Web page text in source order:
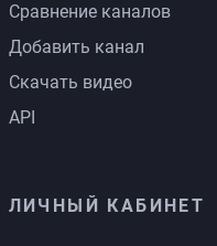
Сравнение каналов
Добавить канал
Скачать видео
API
ЛИЧНЫЙ КАБИНЕТ